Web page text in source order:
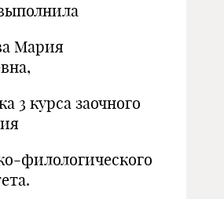
Мария
3 курса заочного
филологического